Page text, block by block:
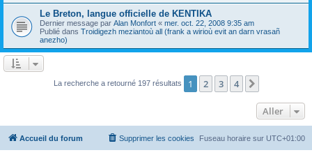
Le Breton, langue officielle de KENTIKA
Dernier message par Alan Monfort « mer. oct. 22, 2008 9:35 am
Publié dans Troidigezh meziantoù all (frank a wirioù evit an darn vrasañ
anezho)
La recherche a retourné 197 résultats 1 2 3 4
Aller
Accueil du forum Fuseau horaire sur UTC+01:00
Supprimer les cookies